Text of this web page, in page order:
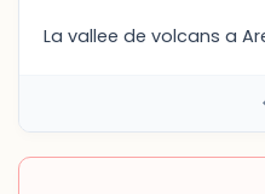
La vallee de volcans a